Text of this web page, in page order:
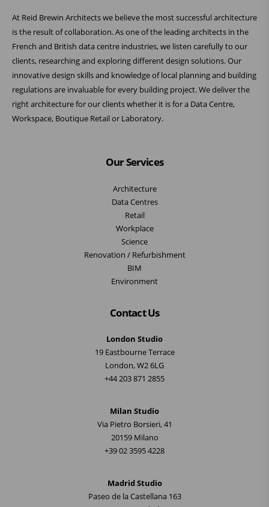
At Reid Brewin Architects we believe the most successful architecture
is the result of collaboration. As one of the leading architects in the
French and British data centre industries, we listen carefully to our
clients, researching and exploring different design solutions. Our
innovative design skills and knowledge of local planning and building
regulations are invaluable for every building project. We deliver the
right architecture for our clients whether it is for a Data Centre,
Workspace, Boutique Retail or Laboratory.
Our Services
Architecture
Data Centres
Retail
Workplace
Science
Renovation / Refurbishment
BIM
Environment
Contact Us
London Studio
19 Eastbourne Terrace
London, W2 6LG
+44 203 871 2855
Milan Studio
Via Pietro Borsieri, 41
20159 Milano
+39 02 3595 4228
Madrid Studio
Paseo de la Castellana 163